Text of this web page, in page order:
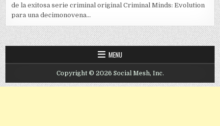
de la exitosa serie criminal original Criminal Minds: Evolution
para una decimonovena...
MENU
Copyright © 2026 Social Mesh, Inc.